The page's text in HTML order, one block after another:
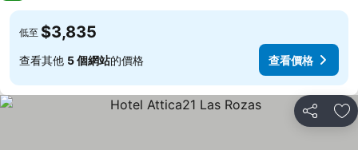
低至 $3,835
查看其他 5 個網站的價格 查看價格
分享 加